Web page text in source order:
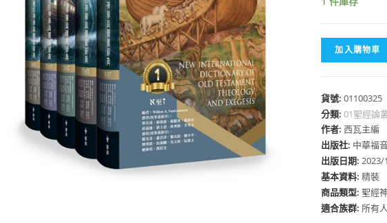
加入購物車
貨號:01100325
分類:01聖經論
作者:西瓦主編
出版社: 中華福
出版日期:2023/
基本資料:精裝
商品類型:聖經
適合族群:所有人
聖經的脈絡與核心
NT$700 NT$ 630
聖經的脈絡與核心
NT$700